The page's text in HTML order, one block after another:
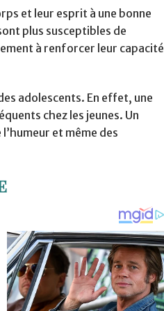
et leur esprit à une bonne
plus susceptibles de
à renforcer leur capacité
adolescents. En effet, une
chez les jeunes. Un
et même des